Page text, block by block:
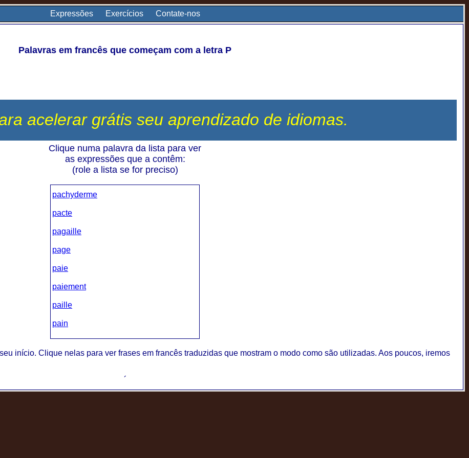
Expressões Exercícios Contate-nos
Palavras em francês que começam com a letra P
acelerar grátis seu aprendizado de idiomas.
Clique numa palavra da lista para ver
as expressões que a contêm:
(role a lista se for preciso)
pachyderme
pacte
pagaille
page
paie
paiement
paille
pain
paix
Palais
início. Clique nelas para ver frases em francês traduzidas que mostram o modo como são utilizadas. Aos poucos, iremos
´